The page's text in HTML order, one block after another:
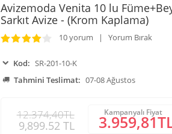
Avizemoda Venita 10 lu
Sarkıt Avize - (Krom Kaplama)
10 yorum | Yorum Bırak
Kod: SR-201-10-K
Tahmini Teslimat: 07-08 Ağustos
12.374,40TL
9,899.52 TL
Kampanyalı Fiyat